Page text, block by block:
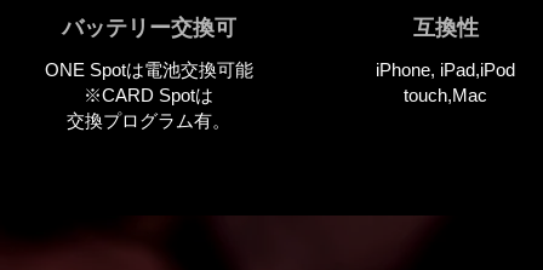
バッテリー交換可
ONE Spotは電池交換可能
※CARD Spotは
交換プログラム有。
互換性
iPhone, iPad,iPod
touch,Mac